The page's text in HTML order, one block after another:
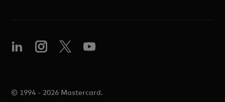
© 1994 - 2026 Mastercard.